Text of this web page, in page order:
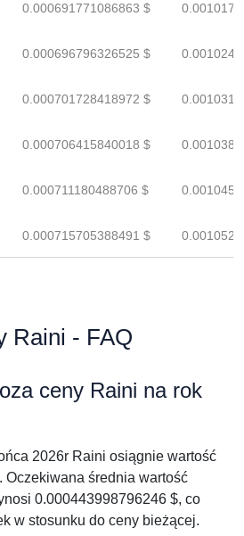
0.000691771086863 $
0.000696796326525 $
0.000701728418972 $
0.000706415840018 $
0.000711180488706 $
0.000715705388491 $
Raini - FAQ
ceny Raini na rok
2026r Raini osiągnie wartość
Oczekiwana średnia wartość
0.000443998796246 $, co
w stosunku do ceny bieżącej.